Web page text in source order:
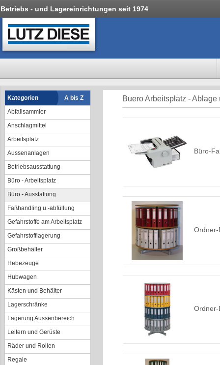
Betriebs - und Lagereinrichtungen seit 1974
Kategorien
A bis Z
Abfallsammler
Anschlagmittel
Arbeitsplatz
Aussenanlagen
Betriebsausstattung
Büro - Arbeitsplatz
Büro - Ausstattung
Faßhandling u.-abfüllung
Gefahrstoffe am Arbeitsplatz
Gefahrstofflagerung
Großbehälter
Hebezeuge
Hubwagen
Kästen und Behälter
Lagerschränke
Lagerung Aussenbereich
Leitern und Gerüste
Räder und Rollen
Regale
Buero Arbeitsplatz -
Büro-
Ordner-
Ordner-